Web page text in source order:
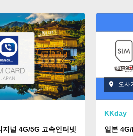
지널 4G/5G 고속인터넷
오사
KKday
일본